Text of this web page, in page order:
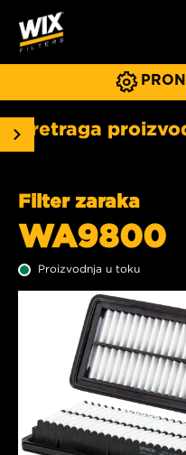
Pretraga
Filter zaraka
WA9800
Proizvodnja u toku